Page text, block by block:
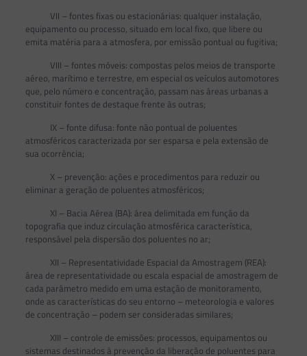
VII – fontes fixas ou estacionárias: qualquer instalação,
equipamento ou processo, situado em local fixo, que libere ou
emita matéria para a atmosfera, por emissão pontual ou fugitiva;
VIII – fontes móveis: compostas pelos meios de transporte
aéreo, marítimo e terrestre, em especial os veículos automotores
que, pelo número e concentração, passam nas áreas urbanas a
constituir fontes de destaque frente às outras;
IX – fonte difusa: fonte não pontual de poluentes
atmosféricos caracterizada por ser esparsa e pela extensão de
sua ocorrência;
X – prevenção: ações e procedimentos para reduzir ou
eliminar a geração de poluentes atmosféricos;
XI – Bacia Aérea (BA): área delimitada em função da
topografia que induz circulação atmosférica característica,
responsável pela dispersão dos poluentes no ar;
XII – Representatividade Espacial da Amostragem (REA):
área de representatividade ou escala espacial de amostragem de
cada parâmetro medido em uma estação de monitoramento,
onde as características do seu entorno – meteorologia e valores
de concentração – podem ser consideradas similares;
XIII – controle de emissões: processos, equipamentos ou
sistemas destinados à prevenção da liberação de poluentes para